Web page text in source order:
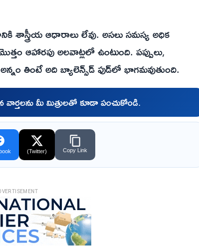
శాస్త్రీయ ఆధారాలు లేవు. అసలు సమస్య అధిక
ఆహారపు అలవాట్లలో ఉంటుంది. పప్పులు,
తింటే అది బ్యాలెన్స్‌డ్‌ ఫుడ్‌లో భాగమవుతుంది.
వార్తలను మీ మిత్రులతో కూడా పంచుకోండి.
(Twitter) Copy Link